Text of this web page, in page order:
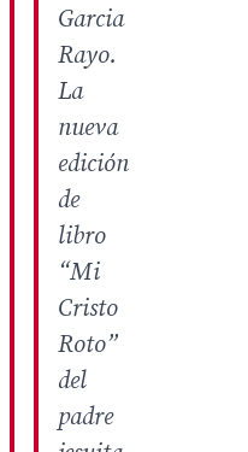
Garcia
Rayo.
La
nueva
edición
de
libro
“Mi
Cristo
Roto”
del
padre